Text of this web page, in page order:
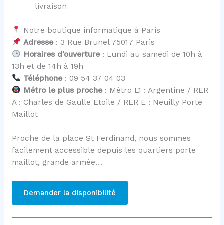
livraison
Notre boutique informatique à Paris
Adresse: 3 Rue Brunel 75017 Paris
Horaires d’ouverture: Lundi au samedi de 10h à
13h et de 14h à 19h
Téléphone: 09 54 37 04 03
Métro le plus proche: Métro L1 : Argentine / RER
A : Charles de Gaulle Etoile / RER E : Neuilly Porte
Maillot
Proche de la place St Ferdinand, nous sommes
facilement accessible depuis les quartiers porte
maillot, grande armée…
Demander la disponibilité